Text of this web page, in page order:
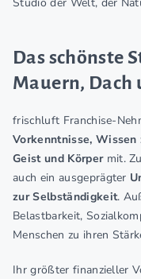
Das schönste
Mauern, Dach
frischluft Franchise-
Vorkenntnisse,
Geist und Körpermit.
auch ein ausgeprägter
zur Selbständigkeit.
Belastbarkeit,
Menschen zu ihren
Ihr größter finanzieller